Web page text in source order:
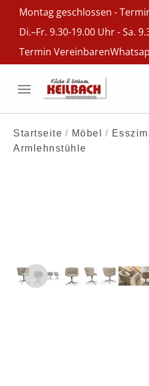
Montag geschlossen -
Di.–Fr. 9.30-19.00 Uhr - Sa.
Termin Vereinbaren
Startseite Möbel
Armlehnstühle